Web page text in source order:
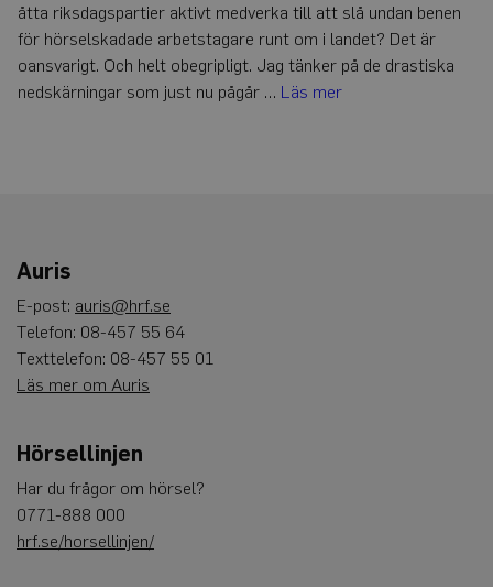
åtta riksdagspartier aktivt medverka till att slå undan benen
för hörselskadade arbetstagare runt om i landet? Det är
oansvarigt. Och helt obegripligt. Jag tänker på de drastiska
nedskärningar som just nu pågår … Läs mer
Auris
E-post: auris@hrf.se
Telefon: 08-457 55 64
Texttelefon: 08-457 55 01
Läs mer om Auris
Hörsellinjen
Har du frågor om hörsel?
0771-888 000
hrf.se/horsellinjen/